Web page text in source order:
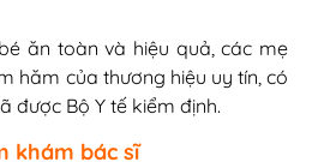
ăn toàn và hiệu quả, các mẹ
hăm của thương hiệu uy tín, có
được Bộ Y tế kiểm định.
khám bác sĩ